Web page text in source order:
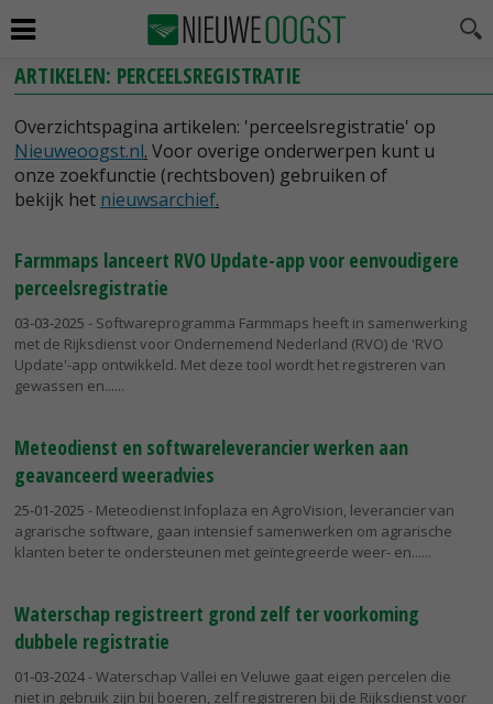
ARTIKELEN: PERCEELSREGISTRATIE
Overzichtspagina artikelen: 'perceelsregistratie' op
Nieuweoogst.nl. Voor overige onderwerpen kunt u
onze zoekfunctie (rechtsboven) gebruiken of
bekijk het nieuwsarchief.
Farmmaps lanceert RVO Update-app voor eenvoudigere
perceelsregistratie
03-03-2025 - Softwareprogramma Farmmaps heeft in samenwerking
met de Rijksdienst voor Ondernemend Nederland (RVO) de 'RVO
Update'-app ontwikkeld. Met deze tool wordt het registreren van
gewassen en...
Meteodienst en softwareleverancier werken aan
geavanceerd weeradvies
25-01-2025 - Meteodienst Infoplaza en AgroVision, leverancier van
agrarische software, gaan intensief samenwerken om agrarische
klanten beter te ondersteunen met geïntegreerde weer- en...
Waterschap registreert grond zelf ter voorkoming
dubbele registratie
01-03-2024- Waterschap Vallei en Veluwe gaat eigen percelen die
niet in gebruik zijn bij boeren, zelf registreren bij de Rijksdienst voor